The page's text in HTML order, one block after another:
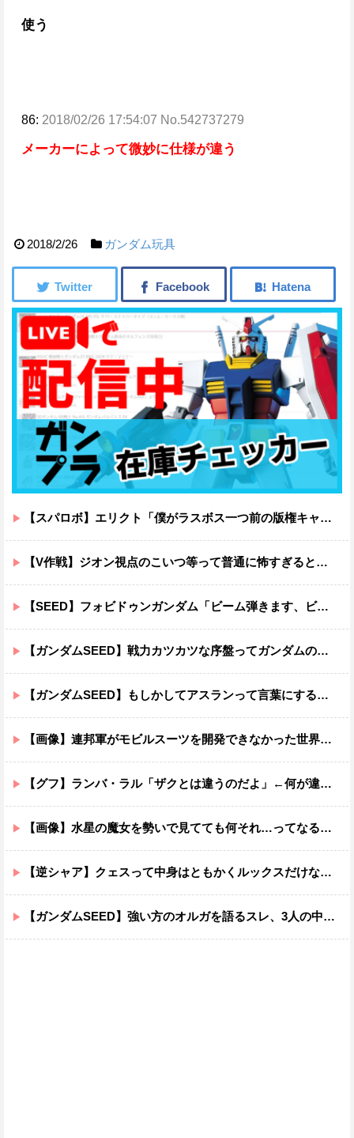
使う
86: 2018/02/26 17:54:07 No.542737279
メーカーによって微妙に仕様が違う
2018/2/26 ガンダム玩具
【スパロボ】エリクト「僕がラスボス一つ前の版権キャラ最後の敵ってちょっと荷が重すぎない？」
【V作戦】ジオン視点のこいつ等って普通に怖すぎると思う…
【SEED】フォビドゥンガンダム「ビーム弾きます、ビーム曲げられます、空飛びます」←二世代目でこれ出来るのおかしいだろ
【ガンダムSEED】戦力カツカツな序盤ってガンダムの中だと割と珍しい気がする
【ガンダムSEED】もしかしてアスランって言葉にするのが下手なだけでめっちゃいい人なのでは？
【画像】連邦軍がモビルスーツを開発できなかった世界線のガンダムｗｗｗｗｗｗｗ
【グフ】ランバ・ラル「ザクとは違うのだよ」←何が違うの？
【画像】水星の魔女を勢いで見てても何それ…ってなる部分ｗｗｗｗｗｗｗｗ
【逆シャア】クェスって中身はともかくルックスだけなら最高だな
【ガンダムSEED】強い方のオルガを語るスレ、3人の中でも強化は一番されてない方